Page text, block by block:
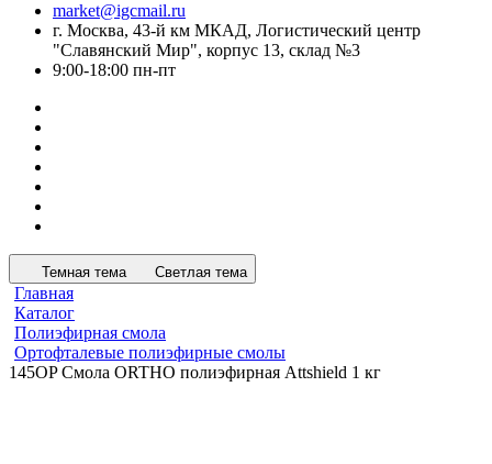
market@igcmail.ru
г. Москва, 43-й км МКАД, Логистический центр
"Славянский Мир", корпус 13, склад №3
9:00-18:00 пн-пт
Темная тема Светлая тема
Главная
Каталог
Полиэфирная смола
Ортофталевые полиэфирные смолы
145OP Смола ORTHO полиэфирная Attshield 1 кг